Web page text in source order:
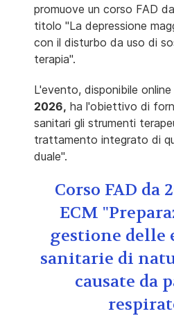
promuove un corso FAD da
titolo "La depressione
con il disturbo da uso di
terapia".
L'evento, disponibile
2026, ha l'obiettivo di
sanitari gli strumenti
trattamento integrato di
duale".
Corso FAD da
ECM
gestione delle
sanitarie di
causate da